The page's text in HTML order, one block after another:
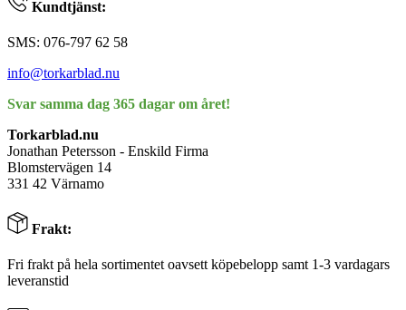
Kundtjänst:
SMS: 076-797 62 58
info@torkarblad.nu
Svar samma dag 365 dagar om året!
Torkarblad.nu
Jonathan Petersson - Enskild Firma
Blomstervägen 14
331 42 Värnamo
Frakt:
Fri frakt på hela sortimentet oavsett köpebelopp samt 1-3 vardagars
leveranstid